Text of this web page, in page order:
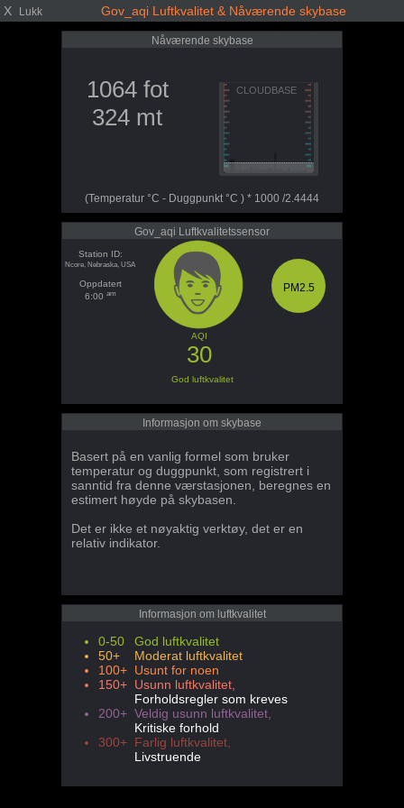
X Lukk Gov_aqi Luftkvalitet & Nåværende skybase
Nåværende skybase
1064 fot
324 mt
(Temperatur °C - Duggpunkt °C ) * 1000 /2.4444
Gov_aqi Luftkvalitetssensor
Station ID:
Ncore, Nebraska, USA
Oppdatert
6:00 am
AQI
30
PM2.5
God luftkvalitet
Informasjon om skybase
Basert på en vanlig formel som bruker
temperatur og duggpunkt, som registrert i
sanntid fra denne værstasjonen, beregnes en
estimert høyde på skybasen.
Det er ikke et nøyaktig verktøy, det er en
relativ indikator.
Informasjon om luftkvalitet
0-50
God luftkvalitet
50+
Moderat luftkvalitet
100+ Usunt for noen
150+ Usunn luftkvalitet,
Forholdsregler som kreves
200+ Veldig usunn luftkvalitet,
Kritiske forhold
300+ Farlig luftkvalitet,
Livstruende